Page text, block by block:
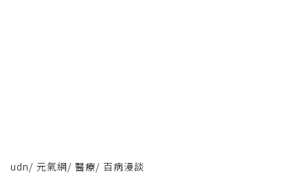
udn/ 元氣網/ 醫療/ 百病漫談